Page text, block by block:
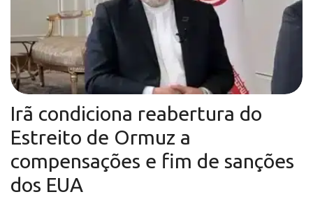
Irã condiciona reabertura do
Estreito de Ormuz a
compensações e fim de sanções
dos EUA